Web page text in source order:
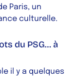
Paris, un
culturelle.
du PSG… à
il y a quelques